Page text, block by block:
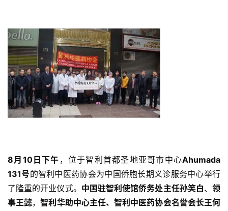
8月10日下午 ，位于智利首都圣地亚哥市中心Ahumada
131号的智利中医药协会为中国侨胞长期义诊服务中心举行
了隆重的开业仪式。 中国驻智利使馆侨务处主任孙笑白、领
事王懿，智利华助中心主任、智利中医药协会名誉会长王何